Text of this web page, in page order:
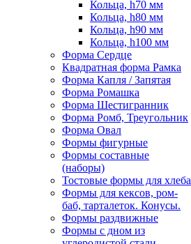
Кольца, h70 мм
Кольца, h80 мм
Кольца, h90 мм
Кольца, h100 мм
Форма Сердце
Квадратная форма Рамка
Форма Капля / Запятая
Форма Ромашка
Форма Шестигранник
Форма Ромб, Треугольник
Форма Овал
Формы фигурные
Формы составные
(наборы)
Тостовые формы для хлеба
Формы для кексов, ром-
баб, тарталеток. Конусы.
Формы раздвижные
Формы с дном из